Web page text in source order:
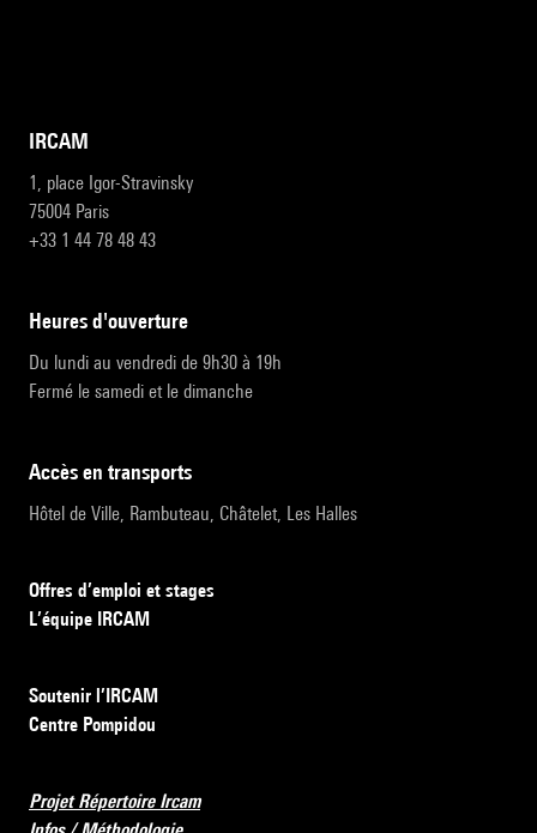
IRCAM
1, place Igor-Stravinsky
75004 Paris
+33 1 44 78 48 43
heures d'ouverture
Du lundi au vendredi de 9h30 à 19h
Fermé le samedi et le dimanche
accès en transports
Hôtel de Ville, Rambuteau, Châtelet, Les Halles
Offres d’emploi et stages
L’équipe IRCAM
Soutenir l’IRCAM
Centre Pompidou
Projet Répertoire Ircam